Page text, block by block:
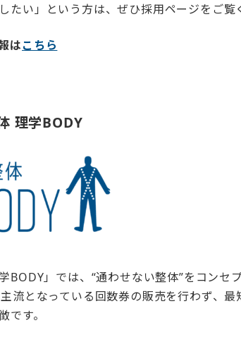
たい」という方は、ぜひ採用ページをご覧
はこちら
理学BODY
BODY」では、“通わせない整体”をコン
流となっている回数券の販売を行わず、
です。